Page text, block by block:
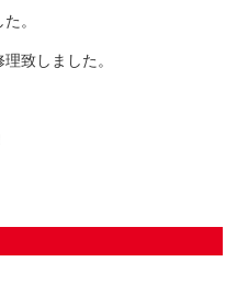
。
致しました。